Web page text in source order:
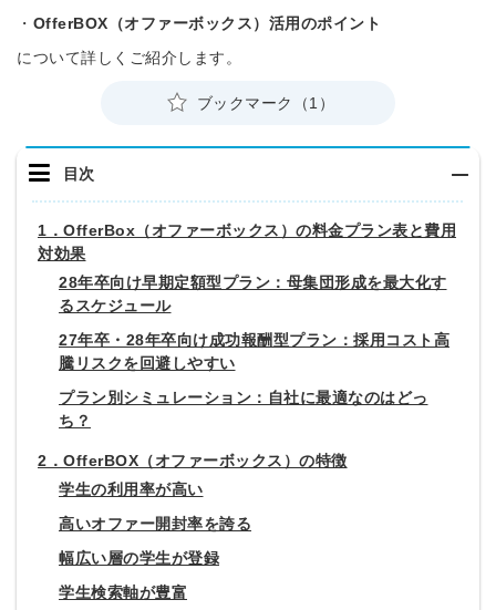
・ OfferBOX （オファーボックス）活用のポイント
について詳しくご紹介します。
ブックマーク（1）
目次
1．OfferBox（オファーボックス）の料金プラン表と費用
対効果
28年卒向け早期定額型プラン：母集団形成を最大化す
るスケジュール
27年卒・28年卒向け成功報酬型プラン：採用コスト高
騰リスクを回避しやすい
プラン別シミュレーション：自社に最適なのはどっ
ち？
2．OfferBOX（オファーボックス）の特徴
学生の利用率が高い
高いオファー開封率を誇る
幅広い層の学生が登録
学生検索軸が豊富